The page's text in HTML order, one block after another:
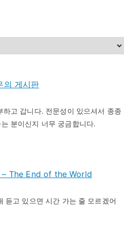
의 게시판
하고 갑니다. 전문성이 있으셔서 종종
분이신지 너무 궁금합니다.
– The End of the World
듣고 있으면 시간 가는 줄 모르겠어